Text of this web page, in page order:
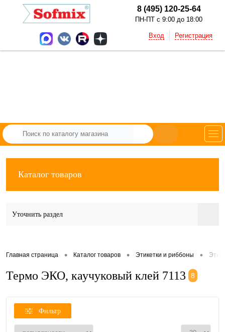
8 (495) 120-25-64
ПН-ПТ с 9:00 до 18:00
Вход Регистрация
Каталог товаров
Уточнить раздел
Главная страница • Каталог товаров • Этикетки и риббоны •
Термо ЭКО, каучуковый клей 7113 8
Фильтр